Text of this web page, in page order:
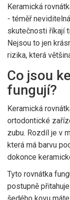
Keramická
- téměř
skutečnosti říkají
Nejsou to jen
rizika, která
Co jsou
fungují?
Keramická
ortodontické
zubu. Rozdíl je v
která má barvu
dokonce
Tyto rovnátka
postupně